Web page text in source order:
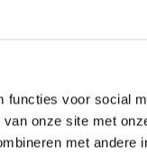
voor social
onze site met
met andere